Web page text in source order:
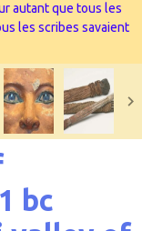
autant que tous les
les scribes savaient
bc